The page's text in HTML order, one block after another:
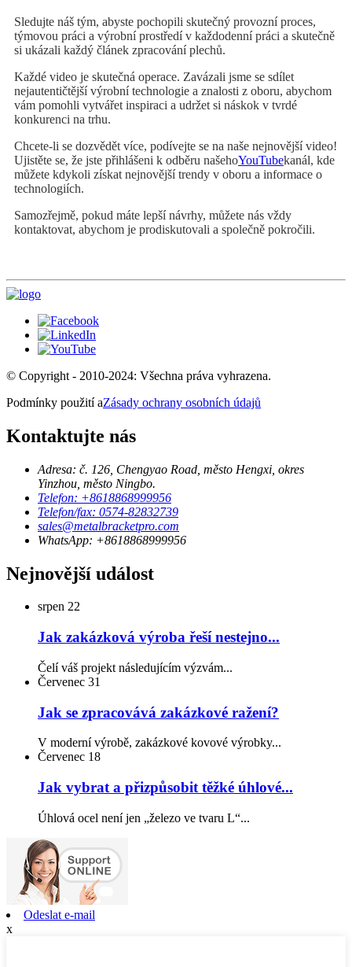
Sledujte náš tým, abyste pochopili skutečný provozní proces,
týmovou práci a výrobní prostředí v každodenní práci a skutečně
si ukázali každý článek zpracování plechů.
Každé video je skutečná operace. Zavázali jsme se sdílet
nejautentičtější výrobní technologie a znalosti z oboru, abychom
vám pomohli vytvářet inspiraci a udržet si náskok v tvrdé
konkurenci na trhu.
Chcete-li se dozvědět více, podívejte se na naše nejnovější video!
Ujistěte se, že jste přihlášeni k odběru našehoYouTubekanál, kde
můžete kdykoli získat nejnovější trendy v oboru a informace o
technologiích.
Samozřejmě, pokud máte lepší návrhy, můžete nás vždy
kontaktovat, abychom je prodiskutovali a společně pokročili.
© Copyright - 2010-2024: Všechna práva vyhrazena.
Podmínky použití aZásady ochrany osobních údajů
Kontaktujte nás
Adresa: č. 126, Chengyao Road, město Hengxi, okres
Yinzhou, město Ningbo.
Telefon: +8618868999956
Telefon/fax: 0574-82832739
sales@metalbracketpro.com
WhatsApp: +8618868999956
Nejnovější událost
srpen 22
Jak zakázková výroba řeší nestejno...
Čelí váš projekt následujícím výzvám...
Červenec 31
Jak se zpracovává zakázkové ražení?
V moderní výrobě, zakázkové kovové výrobky...
Červenec 18
Jak vybrat a přizpůsobit těžké úhlové...
Úhlová ocel není jen „železo ve tvaru L“...
Odeslat e-mail
x